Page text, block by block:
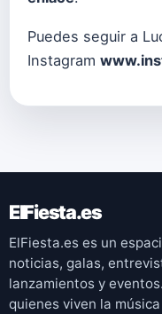
Puedes seguir a
Instagram
ElFiesta.es
ElFiesta.es es un
noticias, galas,
lanzamientos y
quienes viven la